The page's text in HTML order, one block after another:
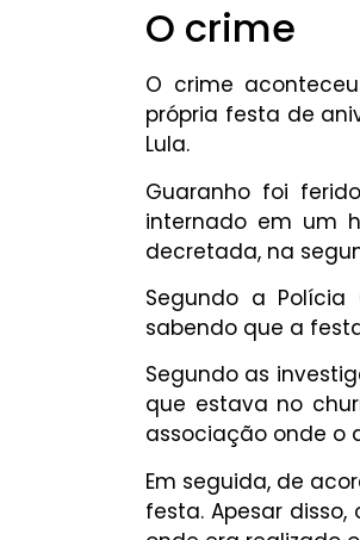
O crime
O crime
própria festa de
Lula.
Guaranho foi
internado em um
decretada, na
Segundo a
sabendo que a
Segundo as
que estava no
associação onde o
Em seguida, de
festa. Apesar